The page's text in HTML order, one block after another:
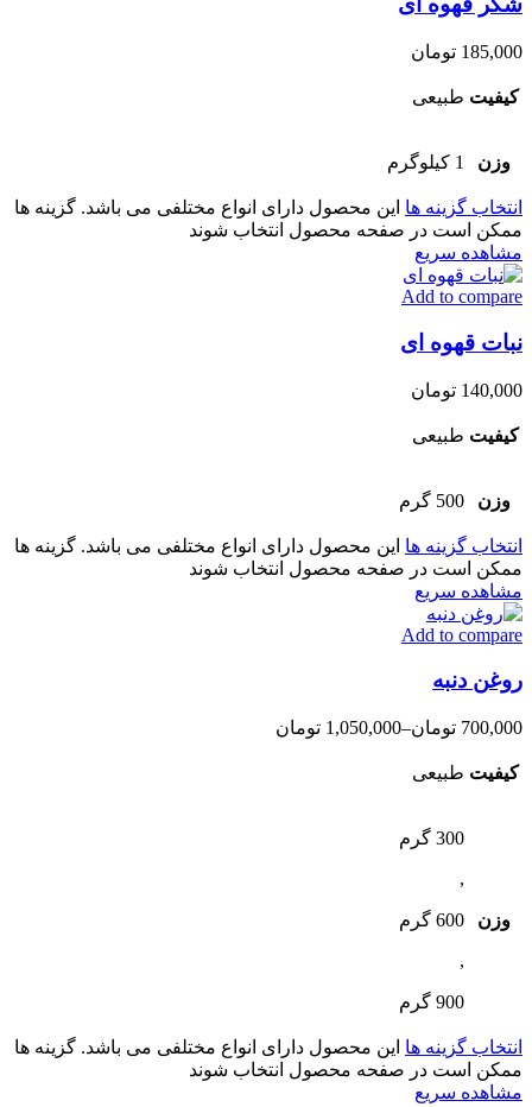
185,000 تومان
کیفیت طبیعی
وزن 1 کیلوگرم
انتخاب گزینه ها این محصول دارای انواع مختلفی می باشد. گزینه ها
ممکن است در صفحه محصول انتخاب شوند
مشاهده سریع
Add to compare
نبات قهوه ای
140,000 تومان
کیفیت طبیعی
وزن 500 گرم
انتخاب گزینه ها این محصول دارای انواع مختلفی می باشد. گزینه ها
ممکن است در صفحه محصول انتخاب شوند
مشاهده سریع
Add to compare
روغن دنبه
700,000 تومان–
1,050,000 تومان
کیفیت طبیعی
وزن
300 گرم
,
600 گرم
,
900 گرم
انتخاب گزینه ها این محصول دارای انواع مختلفی می باشد. گزینه ها
ممکن است در صفحه محصول انتخاب شوند
مشاهده سریع